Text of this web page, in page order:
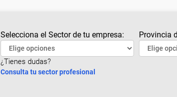
Selecciona el Sector de tu empresa:
¿Tienes dudas?
Consulta tu sector profesional
Provincia